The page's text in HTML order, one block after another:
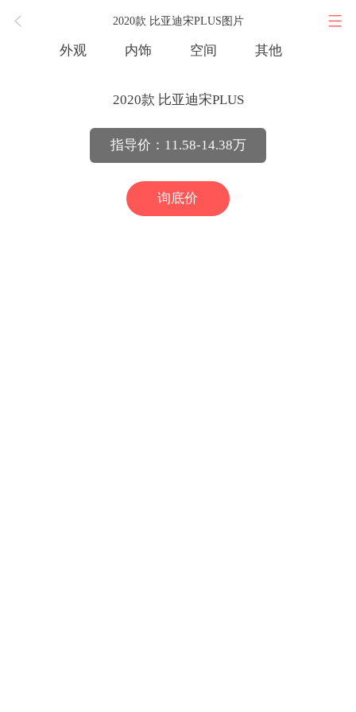
2020款 比亚迪宋PLUS图片
外观 内饰 空间 其他
2020款 比亚迪宋PLUS
指导价：11.58-14.38万
询底价